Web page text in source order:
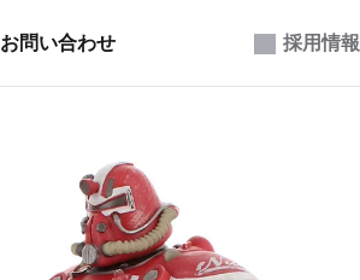
採用情報
お問い合わせ